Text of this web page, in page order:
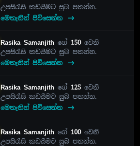
උපසිරැසි කඩයීමට සුබ පතන්න.
මෙතැනින් පිවිසෙන්න
Rasika Samanjithගේ 150වෙනි
උපසිරැසි කඩයීමට සුබ පතන්න.
මෙතැනින් පිවිසෙන්න
Rasika Samanjithගේ 125 වෙනි
උපසිරැසි කඩයීමට සුබ පතන්න.
මෙතැනින් පිවිසෙන්න
Rasika Samanjithගේ 100වෙනි
උපසිරැසි කඩයීමට සුබ පතන්න.